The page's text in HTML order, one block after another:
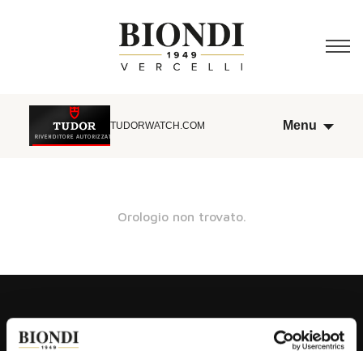
TUDORWATCH.COM Menu
Orologio non trovato.